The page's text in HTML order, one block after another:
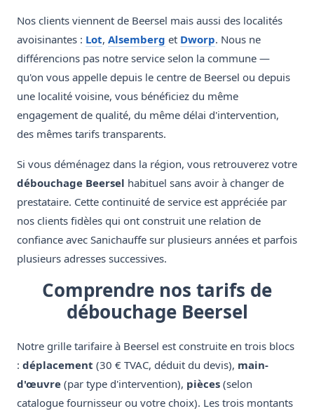
Nos clients viennent de Beersel mais aussi des localités
avoisinantes : Lot, Alsemberg et Dworp. Nous ne
différencions pas notre service selon la commune —
qu'on vous appelle depuis le centre de Beersel ou depuis
une localité voisine, vous bénéficiez du même
engagement de qualité, du même délai d'intervention,
des mêmes tarifs transparents.
Si vous déménagez dans la région, vous retrouverez votre
débouchage Beersel habituel sans avoir à changer de
prestataire. Cette continuité de service est appréciée par
nos clients fidèles qui ont construit une relation de
confiance avec Sanichauffe sur plusieurs années et parfois
plusieurs adresses successives.
Comprendre nos tarifs de
débouchage Beersel
Notre grille tarifaire à Beersel est construite en trois blocs
: déplacement (30 € TVAC, déduit du devis), main-
d'œuvre (par type d'intervention), pièces (selon
catalogue fournisseur ou votre choix). Les trois montants